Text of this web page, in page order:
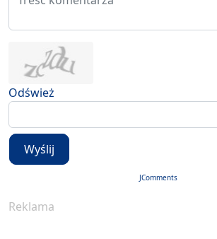
Odśwież
Wyślij
JComments
Reklama